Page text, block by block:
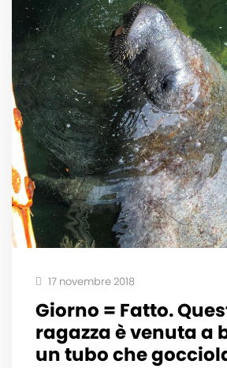
17 novembre 2018
Giorno = Fatto.
ragazza è venuta a
un tubo che